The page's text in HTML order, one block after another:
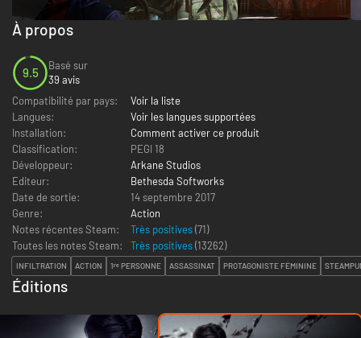
À propos
9.5
Basé sur
39 avis
Compatibilité par pays:
Voir la liste
Langues:
Voir les langues supportées
Installation:
Comment activer ce produit
Classification:
PEGI 18
Développeur:
Arkane Studios
Editeur:
Bethesda Softworks
Date de sortie:
14 septembre 2017
Genre:
Action
Notes récentes Steam:
Très positives(71)
Toutes les notes Steam:
Très positives(13262)
INFILTRATION ACTION 1ʳᵉ PERSONNE ASSASSINAT PROTAGONISTE FÉMININE
Éditions